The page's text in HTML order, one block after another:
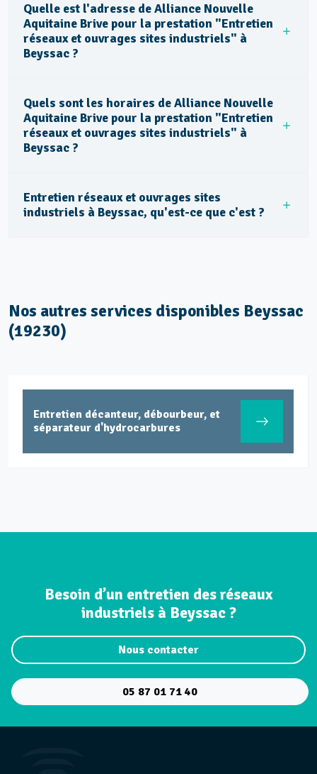
Quelle est l'adresse de Alliance Nouvelle
Aquitaine Brive pour la prestation "Entretien
réseaux et ouvrages sites industriels" à
Beyssac ?
Quels sont les horaires de Alliance Nouvelle
Aquitaine Brive pour la prestation "Entretien
réseaux et ouvrages sites industriels" à
Beyssac ?
Entretien réseaux et ouvrages sites
industriels à Beyssac, qu'est-ce que c'est ?
Nos autres services disponibles Beyssac
(19230)
Entretien décanteur, débourbeur, et
séparateur d'hydrocarbures
Besoin d’un entretien des réseaux
industriels à Beyssac ?
Nous contacter
05 87 01 71 40